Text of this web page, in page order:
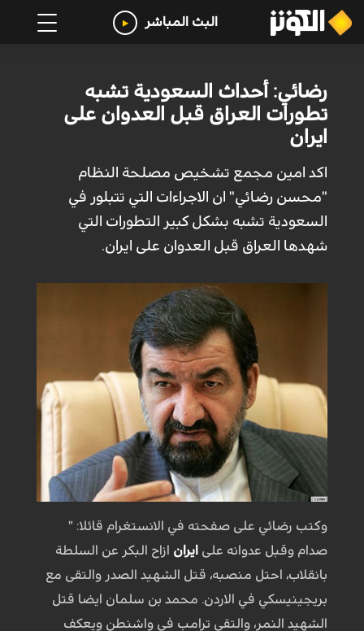
البث المباشر
رضائي: أحداث السعودية تشبه
تطورات العراق قبل العدوان على
ايران
اكد امين مجمع تشخيص مصلحة النظام
"محسن رضائي" ان الاجراءات التي تتبلور في
السعودية تشبه بشكل كبير التطورات التي
شهدها العراق قبل العدوان على ايران.
وكتب رضائي على صفحته في الانستغرام قائلا: "
صدام وقبل عدوانه على ايران ازاح البكر عن السلطة
بانقلاب، احتل منصبه، قتل الشهيد الصدر والتقى مع
بريجينيسكي في الاردن. محمد بن سلمان ايضا قتل
الشهيد النمر، والتقى ترامب في واشنطن ويعكف